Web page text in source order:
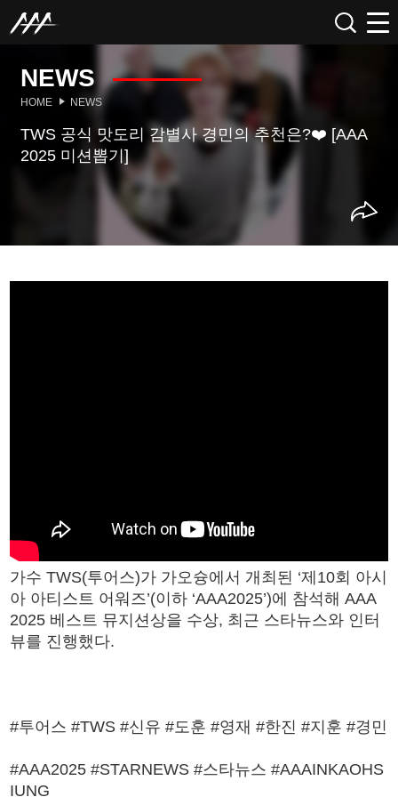
NEWS
HOME NEWS
TWS 공식 맛도리 감별사 경민의 추천은?❤️ [AAA
2025 미션뽑기]
가수 TWS(투어스)가 가오슝에서 개최된 ‘제10회 아시
아 아티스트 어워즈’(이하 ‘AAA2025’)에 참석해 AAA
2025 베스트 뮤지션상을 수상, 최근 스타뉴스와 인터
뷰를 진행했다.
#투어스 #TWS #신유 #도훈 #영재 #한진 #지훈 #경민
#AAA2025 #STARNEWS #스타뉴스 #AAAINKAOHS
IUNG